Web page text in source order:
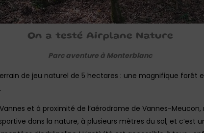
On a testé Airplane Nature
Parc aventure à Monterblanc
de jeu naturel de 5 hectares : une magnifique forêt
et à proximité de l’aérodrome de Vannes-Meucon,
dans la nature, à plusieurs mètres du sol, et c’est